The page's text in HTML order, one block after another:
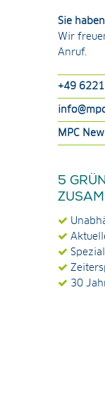
Sie
Wir
Anruf.
+49
MPC
5
30